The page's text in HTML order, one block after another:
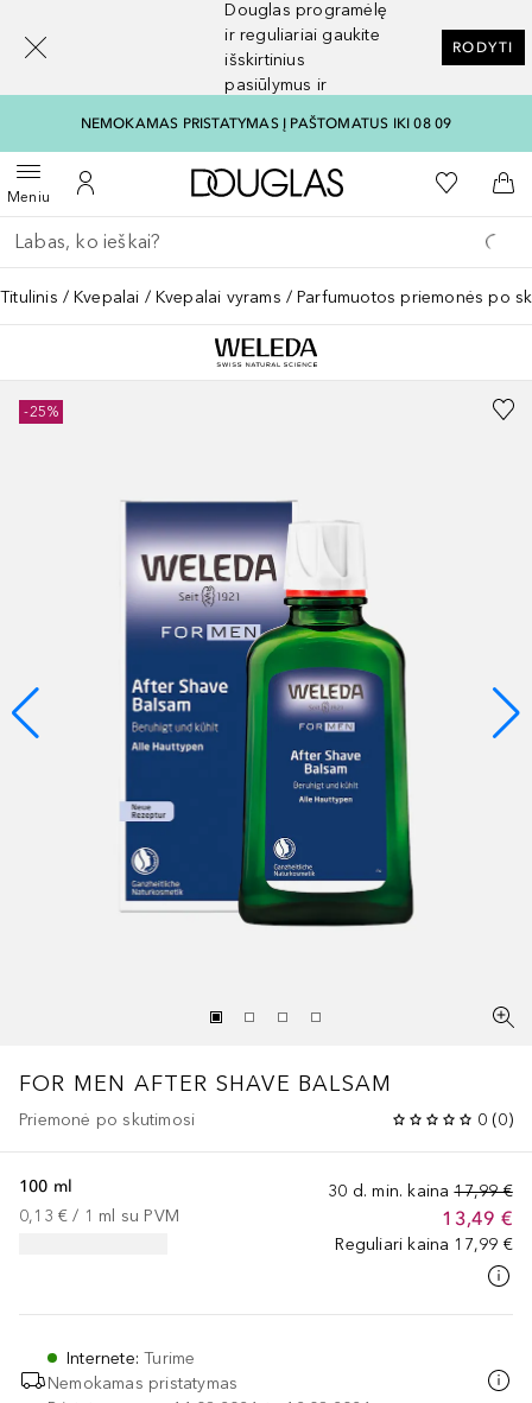
Douglas programėlę
ir reguliariai gaukite
išskirtinius
pasiūlymus ir
RODYTI
NEMOKAMAS PRISTATYMAS Į PAŠTOMATUS IKI 08 09
MeniuAtidaryti meniuĮ mano paskyrą
Į Douglas pagrindinį
Į mano
Į
Grįžk atgal
Vykdykite paiešką
Titulinis Kvepalai Kvepalai vyrams Parfumuotos priemonės po
-25%
FOR MEN AFTER SHAVE BALSAM
Priemonė po skutimosi 0 (0)
30 d. min. kaina 17,99 €
13,49 €
Reguliari kaina 17,99 €
100 ml
0,13 € / 1 ml su PVM
Internete:Turime
Nemokamas pristatymas
[navigation.slideout.screenreader]